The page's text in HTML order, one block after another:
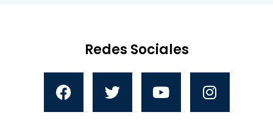
Redes Sociales